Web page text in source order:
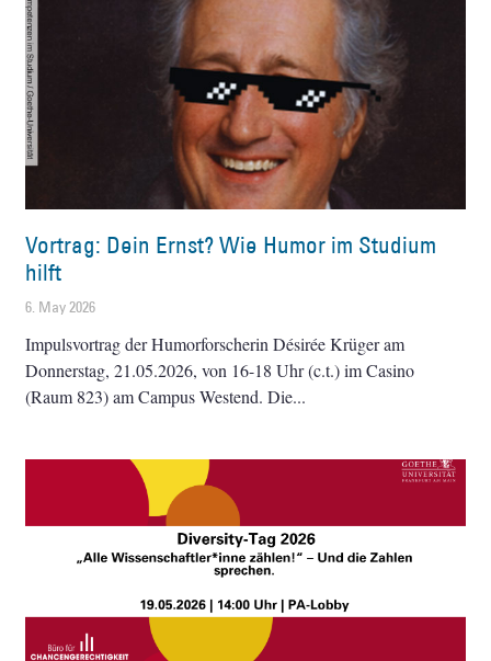
Vortrag: Dein Ernst? Wie Humor im Studium
hilft
6. May 2026
Impulsvortrag der Humorforscherin Désirée Krüger am
Donnerstag, 21.05.2026, von 16-18 Uhr (c.t.) im Casino
(Raum 823) am Campus Westend. Die